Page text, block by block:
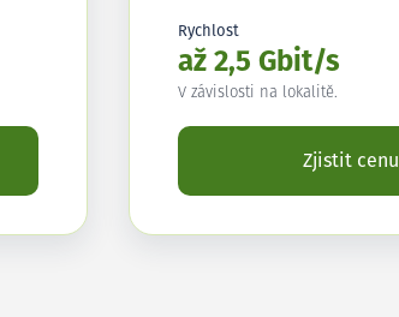
Rychlost
až 2,5 Gbit/s
V závislosti na lokalitě.
Zjistit cenu